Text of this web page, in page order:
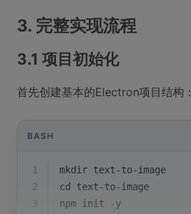
3. 完整实现流程
3.1 项目初始化
首先创建基本的Electron项目结构：
BASH
1
mkdir text-to-image
2
cd
text-to-image
npm init -y